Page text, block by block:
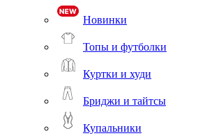
Новинки
Топы и футболки
Куртки и худи
Бриджи и тайтсы
Купальники